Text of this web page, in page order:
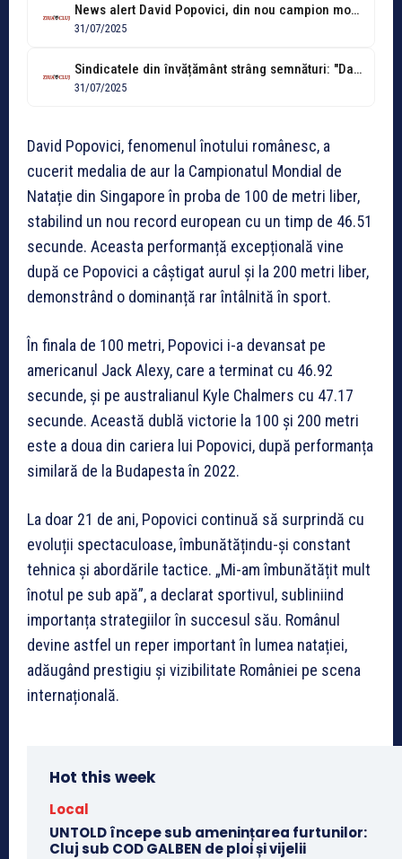
News alert David Popovici, din nou campion mondial. A cucerit titlul la...
31/07/2025
Sindicatele din învățământ strâng semnături: "Dacă hotărâți că vom declanșa grevă generală,...
31/07/2025
David Popovici, fenomenul înotului românesc, a
cucerit medalia de aur la Campionatul Mondial de
Natație din Singapore în proba de 100 de metri liber,
stabilind un nou record european cu un timp de 46.51
secunde. Aceasta performanță excepțională vine
după ce Popovici a câștigat aurul și la 200 metri liber,
demonstrând o dominanță rar întâlnită în sport.
În finala de 100 metri, Popovici i-a devansat pe
americanul Jack Alexy, care a terminat cu 46.92
secunde, și pe australianul Kyle Chalmers cu 47.17
secunde. Această dublă victorie la 100 și 200 metri
este a doua din cariera lui Popovici, după performanța
similară de la Budapesta în 2022.
La doar 21 de ani, Popovici continuă să surprindă cu
evoluții spectaculoase, îmbunătățindu-și constant
tehnica și abordările tactice. „Mi-am îmbunătățit mult
înotul pe sub apă”, a declarat sportivul, subliniind
importanța strategiilor în succesul său. Românul
devine astfel un reper important în lumea natației,
adăugând prestigiu și vizibilitate României pe scena
internațională.
Hot this week
Local
UNTOLD începe sub amenințarea furtunilor:
Cluj sub COD GALBEN de ploi și vijelii